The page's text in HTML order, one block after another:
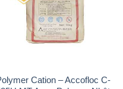
Polymer Cation – Accofloc C-
525H MT Aqua Polymer Nhật
Bản Japan